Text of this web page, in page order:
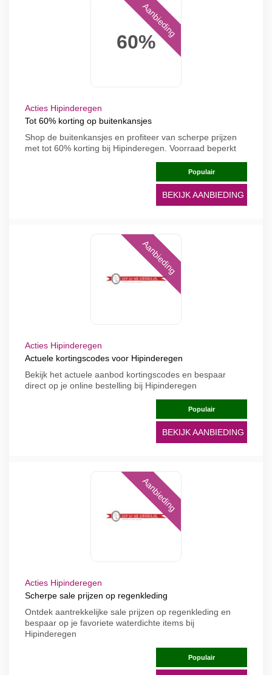
60%
Aanbieding
Acties Hipinderegen
Tot 60% korting op buitenkansjes
Shop de buitenkansjes en profiteer van scherpe prijzen
met tot 60% korting bij Hipinderegen. Voorraad beperkt
Populair
BEKIJK AANBIEDING
Aanbieding
Acties Hipinderegen
Actuele kortingscodes voor Hipinderegen
Bekijk het actuele aanbod kortingscodes en bespaar
direct op je online bestelling bij Hipinderegen
Populair
BEKIJK AANBIEDING
Aanbieding
Acties Hipinderegen
Scherpe sale prijzen op regenkleding
Ontdek aantrekkelijke sale prijzen op regenkleding en
bespaar op je favoriete waterdichte items bij
Hipinderegen
Populair